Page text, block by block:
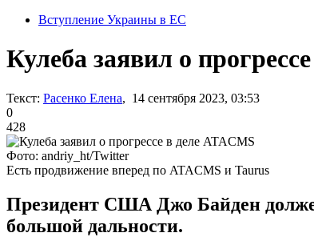
Вступление Украины в ЕС
Кулеба заявил о
Текст: Расенко Елена, 14 сентября 2023, 03:53
0
428
Фото: andriy_ht/Twitter
Есть продвижение вперед по ATACMS и Taurus
Президент США Джо Байден
большой дальности.